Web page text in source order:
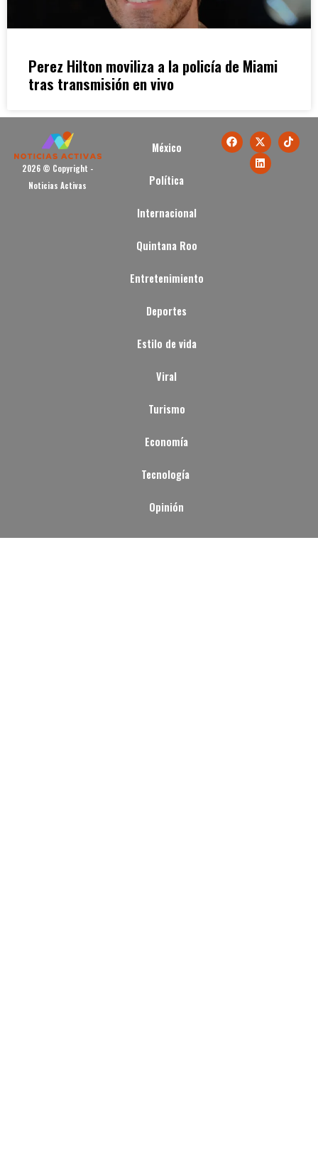
Perez Hilton moviliza a la policía de Miami
tras transmisión en vivo
2026 © Copyright -
Noticias Activas
México
Política
Internacional
Quintana Roo
Entretenimiento
Deportes
Estilo de vida
Viral
Turismo
Economía
Tecnología
Opinión